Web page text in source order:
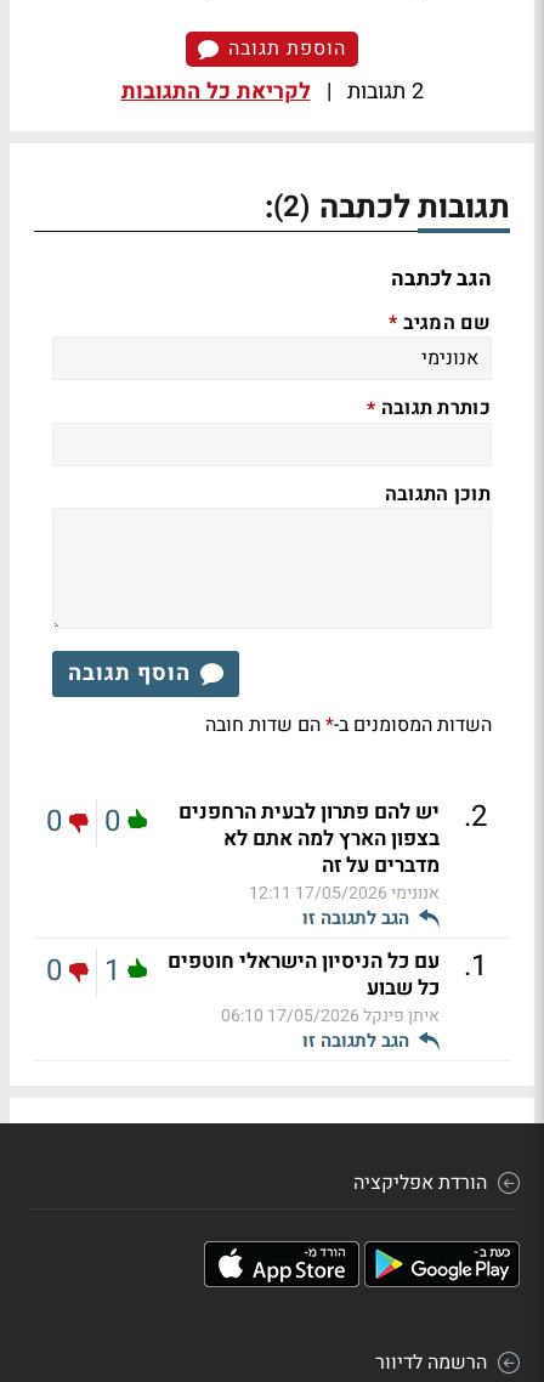
הוספת תגובה
2 תגובות | לקריאת כל התגובות
תגובות לכתבה (2)
:
הגב לכתבה
שם המגיב *
כותרת תגובה *
תוכן התגובה
הוסף תגובה
השדות המסומנים ב-*הם שדות חובה
2
.
יש להם פתרון לבעית הרחפנים
בצפון הארץ למה אתם לא
מדברים על זה
אנונימי17/05/2026 12:11
הגב לתגובה זו
0
0
1
.
עם כל הניסיון הישראלי חוטפים
כל שבוע
איתן פינקל17/05/2026 06:10
הגב לתגובה זו
1
0
הורדת אפליקציה
הרשמה לדיוור